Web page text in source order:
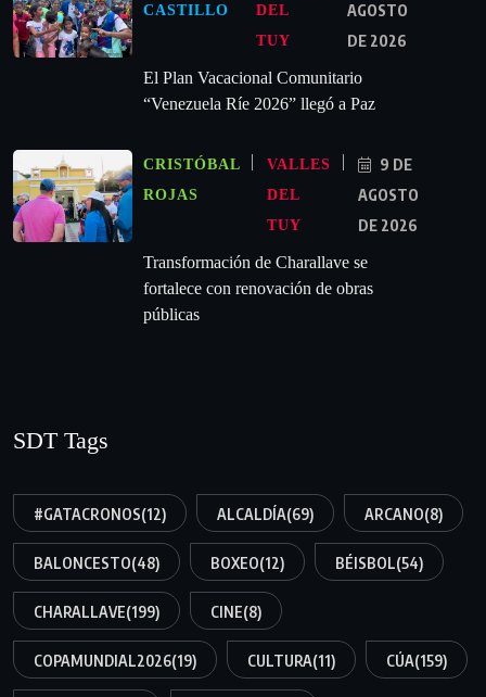
CASTILLO
DEL
TUY
AGOSTO
DE 2026
El Plan Vacacional Comunitario
“Venezuela Ríe 2026” llegó a Paz
CRISTÓBAL
ROJAS
VALLES
DEL
TUY
9 DE
AGOSTO
DE 2026
Transformación de Charallave se
fortalece con renovación de obras
públicas
SDT Tags
#GATACRONOS(12) ALCALDÍA(69) ARCANO(8)
BALONCESTO(48) BOXEO(12) BÉISBOL(54)
CHARALLAVE(199) CINE(8)
COPAMUNDIAL2026(19) CULTURA(11) CÚA(159)